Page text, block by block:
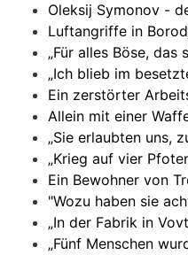
Oleksij Symonov -
Luftangriffe in
„Für alles Böse,
„Ich blieb im
Ein zerstörter
Allein mit einer
„Sie erlaubten uns,
„Krieg auf vier
Ein Bewohner von
"Wozu haben sie
„In der Fabrik in
„Fünf Menschen